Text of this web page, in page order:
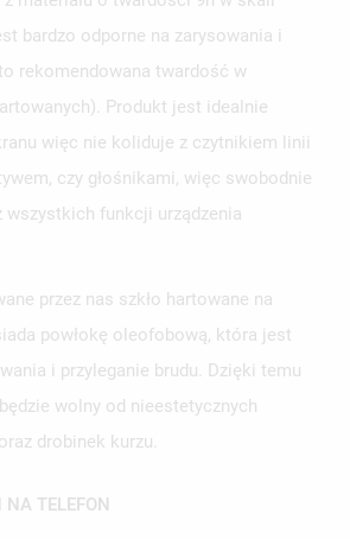
bardzo odporne na zarysowania i
rekomendowana twardość w
Produkt jest idealnie
więc nie koliduje z czytnikiem linii
czy głośnikami, więc swobodnie
wszystkich funkcji urządzenia
przez nas szkło hartowane na
powłokę oleofobową, która jest
i przyleganie brudu. Dzięki temu
wolny od nieestetycznych
drobinek kurzu.
TELEFON
ŻYCZEŃ
BY ZAPISAĆ PRODUKTY NA